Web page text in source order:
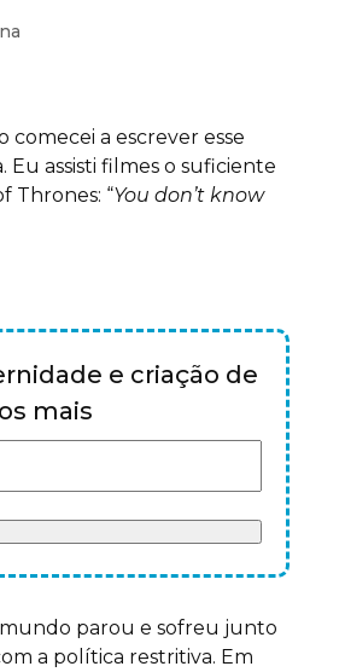
comecei a escrever esse
Eu assisti filmes o suficiente
Thrones: “You don’t know
e criação de
mais
parou e sofreu junto
a política restritiva. Em